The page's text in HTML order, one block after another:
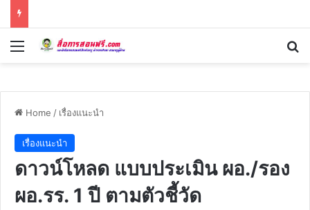
Menu
Home / เรื่องแนะนำ
เรื่องแนะนำ
ดาวน์โหลด แบบประเมิน ผอ./รอง
ผอ.รร. 1 ปี ตามตัวชี้วัด